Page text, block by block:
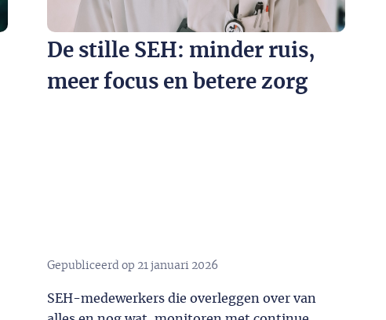
De stille SEH: minder ruis,
meer focus en betere zorg
Gepubliceerd op 21 januari 2026
SEH-medewerkers die overleggen over van